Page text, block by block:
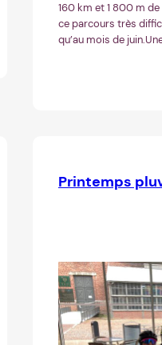
160 km et 1 800 m
ce parcours très
qu’au mois de
Printemps